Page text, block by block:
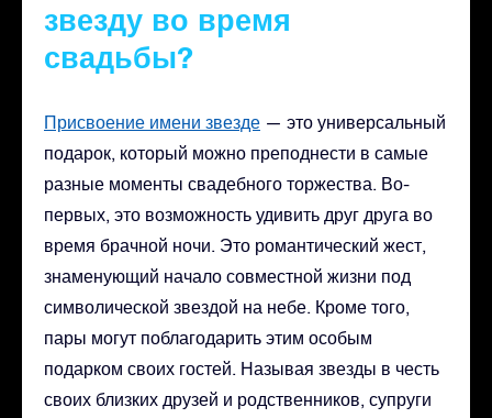
звезду во время
свадьбы?
Присвоение имени звезде — это универсальный
подарок, который можно преподнести в самые
разные моменты свадебного торжества. Во-
первых, это возможность удивить друг друга во
время брачной ночи. Это романтический жест,
знаменующий начало совместной жизни под
символической звездой на небе. Кроме того,
пары могут поблагодарить этим особым
подарком своих гостей. Называя звезды в честь
своих близких друзей и родственников, супруги